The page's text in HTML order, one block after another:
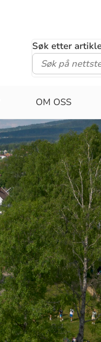
Søk etter
OM OSS